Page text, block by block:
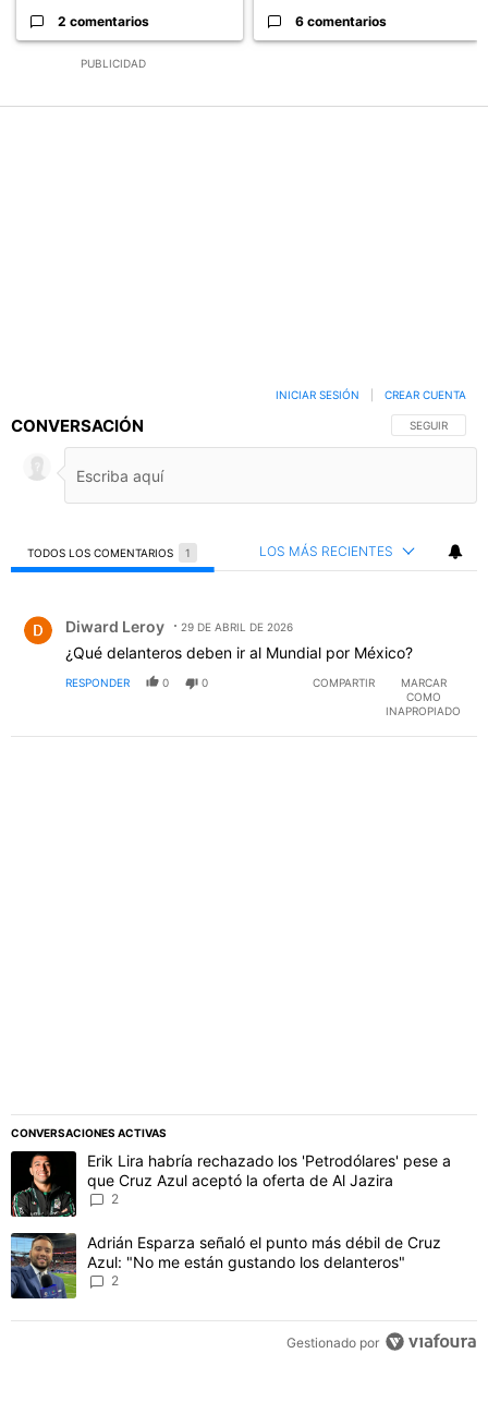
PUBLICIDAD
2 comentarios 6 comentarios
CONVERSACIÓN SIGA ESTA
SEGUIR
INICIAR SESIÓN CREAR CUENTA
TODOS LOS COMENTARIOS 1 LOS MÁS RECIENTES
Diward Leroy 29 DE ABRIL DE 2026
¿Qué delanteros deben ir al Mundial por México?
RESPONDER 0 0 COMPARTIR
MARCAR
COMO
INAPROPIADO
CONVERSACIONES ACTIVAS
Este listado muestra los artículos con más comentarios en los
Un artículo de tendencia con el título "Erik Lira habría rechazado
Erik Lira habría rechazado los 'Petrodólares' pese a
que Cruz Azul aceptó la oferta de Al Jazira
2
Un artículo de tendencia con el título "Adrián Esparza señaló el
Adrián Esparza señaló el punto más débil de Cruz
Azul: "No me están gustando los delanteros"
2
Gestionado por